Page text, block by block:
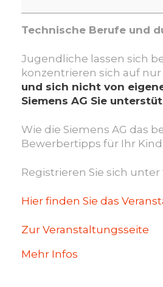
und
Studienwahl
Technische Berufe und
Jugendliche lassen sich
konzentrieren sich auf
und sich nicht von
Siemens AG Sie
Wie die Siemens AG das
Bewerbertipps für Ihr Kind.
Registrieren Sie sich
Hier finden Sie das
Zur Veranstaltungsseite
Mehr Infos